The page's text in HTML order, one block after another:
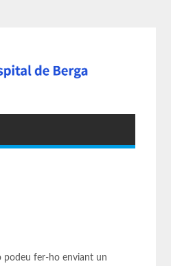
podeu fer-ho enviant un